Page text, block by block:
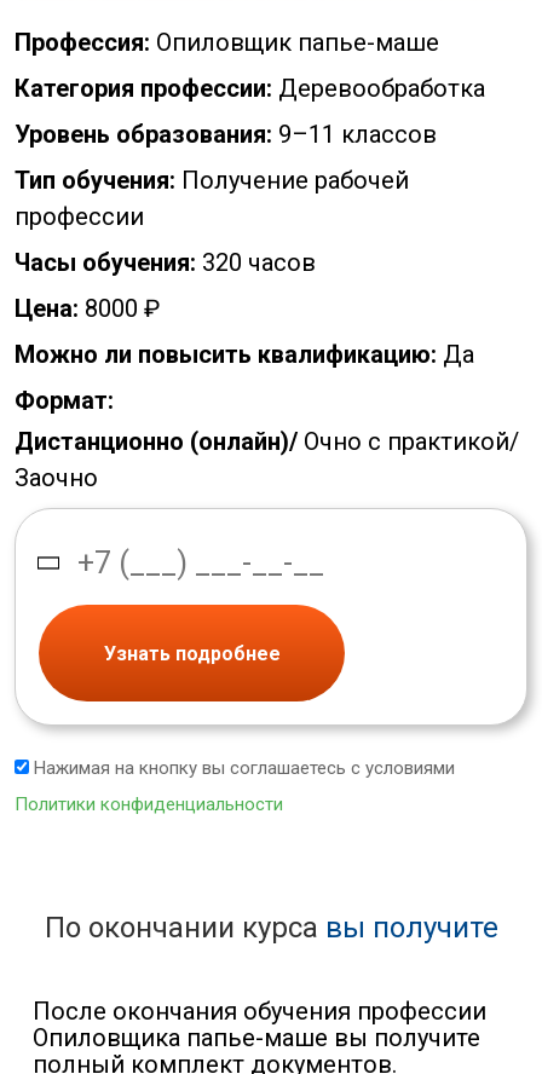
Профессия: Опиловщик папье-маше
Категория профессии: Деревообработка
Уровень образования: 9–11 классов
Тип обучения: Получение рабочей
профессии
Часы обучения: 320 часов
Цена: 8000 ₽
Можно ли повысить квалификацию: Да
Формат:
Дистанционно (онлайн)/ Очно с практикой/
Заочно
Узнать подробнее
Нажимая на кнопку вы соглашаетесь с условиями
Политики конфиденциальности
По окончании курса вы получите
После окончания обучения профессии
Опиловщика папье-маше вы получите
полный комплект документов.